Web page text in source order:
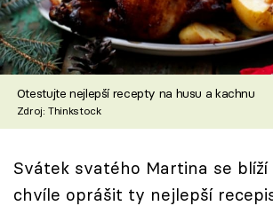
Škola vaření
Recepty z TV
Speciál: Cuketa
Těhotnej kuchař
Otestujte nejlepší recepty na husu a kachnu
Zdroj: Thinkstock
Svátek svatého Martina se blíží
chvíle oprášit ty nejlepší